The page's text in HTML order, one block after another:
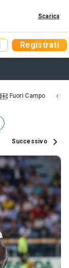
Scarica
Registrati
Fuori Campo
Successivo